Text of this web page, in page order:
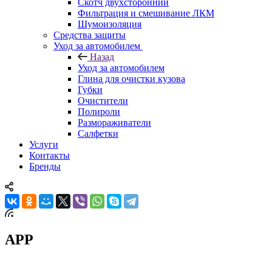
Скотч двухсторонний
Фильтрация и смешивание ЛКМ
Шумоизоляция
Средства защиты
Уход за автомобилем
Назад
Уход за автомобилем
Глина для очистки кузова
Губки
Очистители
Полироли
Размораживатели
Салфетки
Услуги
Контакты
Бренды
APP